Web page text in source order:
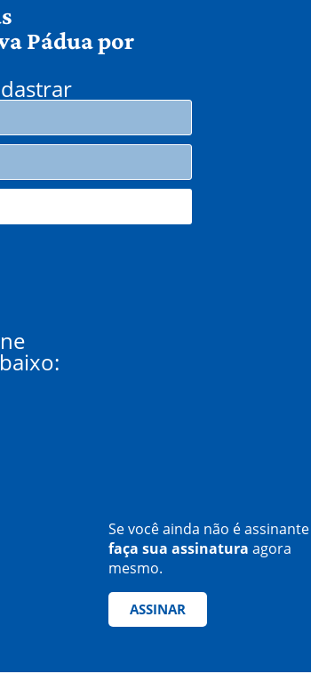
Pádua por
Se você ainda não é assinante
faça sua assinatura agora
mesmo.
ASSINAR